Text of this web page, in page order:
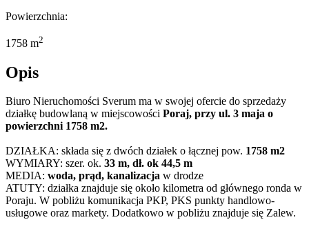
Powierzchnia:
1758 m2
Opis
Biuro Nieruchomości Sverum ma w swojej ofercie do sprzedaży
działkę budowlaną w miejscowości Poraj, przy ul. 3 maja o
powierzchni 1758 m2.
DZIAŁKA: składa się z dwóch działek o łącznej pow. 1758 m2
WYMIARY: szer. ok. 33 m, dł. ok 44,5 m
MEDIA: woda, prąd, kanalizacja w drodze
ATUTY: działka znajduje się około kilometra od głównego ronda w
Poraju. W pobliżu komunikacja PKP, PKS punkty handlowo-
usługowe oraz markety. Dodatkowo w pobliżu znajduje się Zalew.